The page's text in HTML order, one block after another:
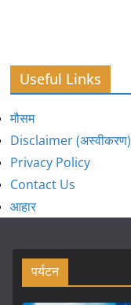
Useful Links
मौसम
Disclaimer (अस्वीकरण)
Privacy Policy
Contact Us
आहार
पर्यटन